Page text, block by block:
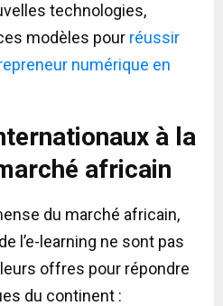
technologies,
modèles pour réussir
numérique en
à la
africain
du marché africain,
l’e-learning ne sont pas
offres pour répondre
du continent :